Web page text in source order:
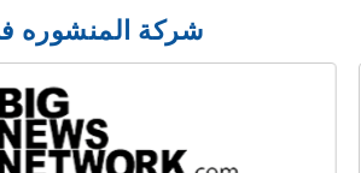
شركة المنشوره